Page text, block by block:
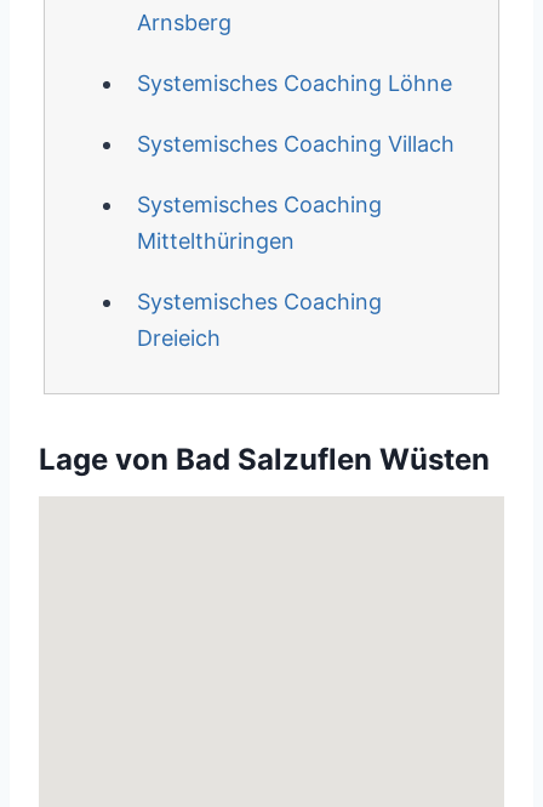
Arnsberg
Systemisches Coaching Löhne
Systemisches Coaching Villach
Systemisches Coaching
Mittelthüringen
Systemisches Coaching
Dreieich
Lage von Bad Salzuflen Wüsten